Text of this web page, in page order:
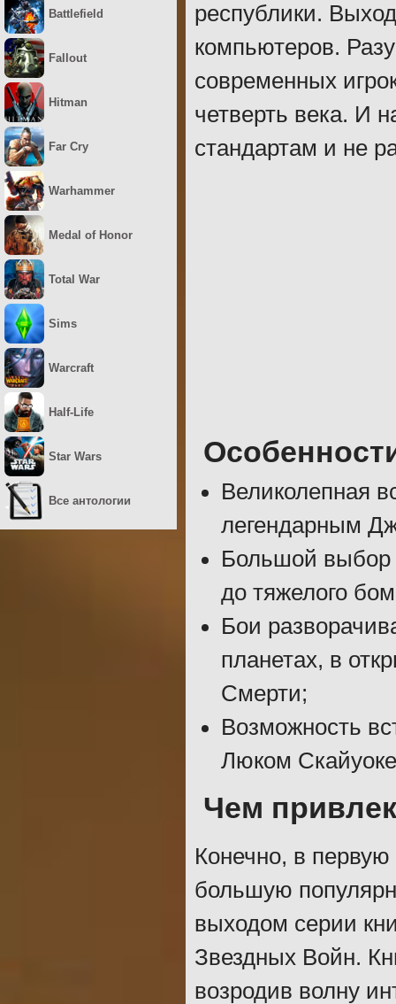
республики.
компьютеров.
современных
четверть века. И
стандартам и не
Великолепная
легендарным
Большой выбор
до тяжелого
Бои
планетах, в
Смерти;
Возможность
Люком
Чем
Конечно, в
большую
выходом серии
Звездных Войн.
возродив волну
Battlefield
Fallout
Hitman
Far Cry
Warhammer
Medal of Honor
Total War
Sims
Warcraft
Half-Life
Star Wars
Все антологии